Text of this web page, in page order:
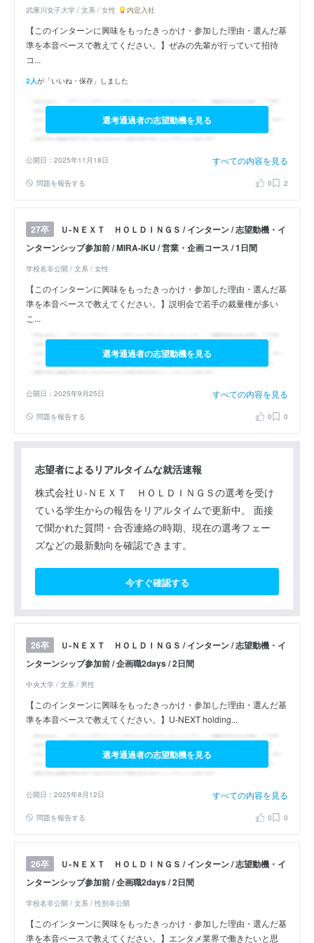
武庫川女子大学 / 文系 / 女性 内定入社
【このインターンに興味をもったきっかけ・参加した理由・選んだ基
準を本音ベースで教えてください。】ぜみの先輩が行っていて招待
コ...
2人が「いいね・保存」しました
選考通過者の志望動機を見る
公開日：2025年11月18日 すべての内容を見る
問題を報告する 0 2
27卒
Ｕ‐ＮＥＸＴ ＨＯＬＤＩＮＧＳ / インターン / 志望動機・イ
ンターンシップ参加前 / MIRA-IKU / 営業・企画コース / 1日間
学校名非公開 / 文系 / 女性
【このインターンに興味をもったきっかけ・参加した理由・選んだ基
準を本音ベースで教えてください。】説明会で若手の裁量権が多い
こ...
選考通過者の志望動機を見る
公開日：2025年9月25日 すべての内容を見る
問題を報告する 0 0
志望者によるリアルタイムな就活速報
株式会社Ｕ‐ＮＥＸＴ ＨＯＬＤＩＮＧＳの選考を受け
ている学生からの報告をリアルタイムで更新中。 面接
で聞かれた質問・合否連絡の時期、現在の選考フェー
ズなどの最新動向を確認できます。
今すぐ確認する
26卒
Ｕ‐ＮＥＸＴ ＨＯＬＤＩＮＧＳ / インターン / 志望動機・イ
ンターンシップ参加前 / 企画職2days / 2日間
中央大学 / 文系 / 男性
【このインターンに興味をもったきっかけ・参加した理由・選んだ基
準を本音ベースで教えてください。】U-NEXT holding...
選考通過者の志望動機を見る
公開日：2025年8月12日 すべての内容を見る
問題を報告する 0 0
26卒
Ｕ‐ＮＥＸＴ ＨＯＬＤＩＮＧＳ / インターン / 志望動機・イ
ンターンシップ参加前 / 企画職2days / 2日間
学校名非公開 / 文系 / 性別非公開
【このインターンに興味をもったきっかけ・参加した理由・選んだ基
準を本音ベースで教えてください。】エンタメ業界で働きたいと思